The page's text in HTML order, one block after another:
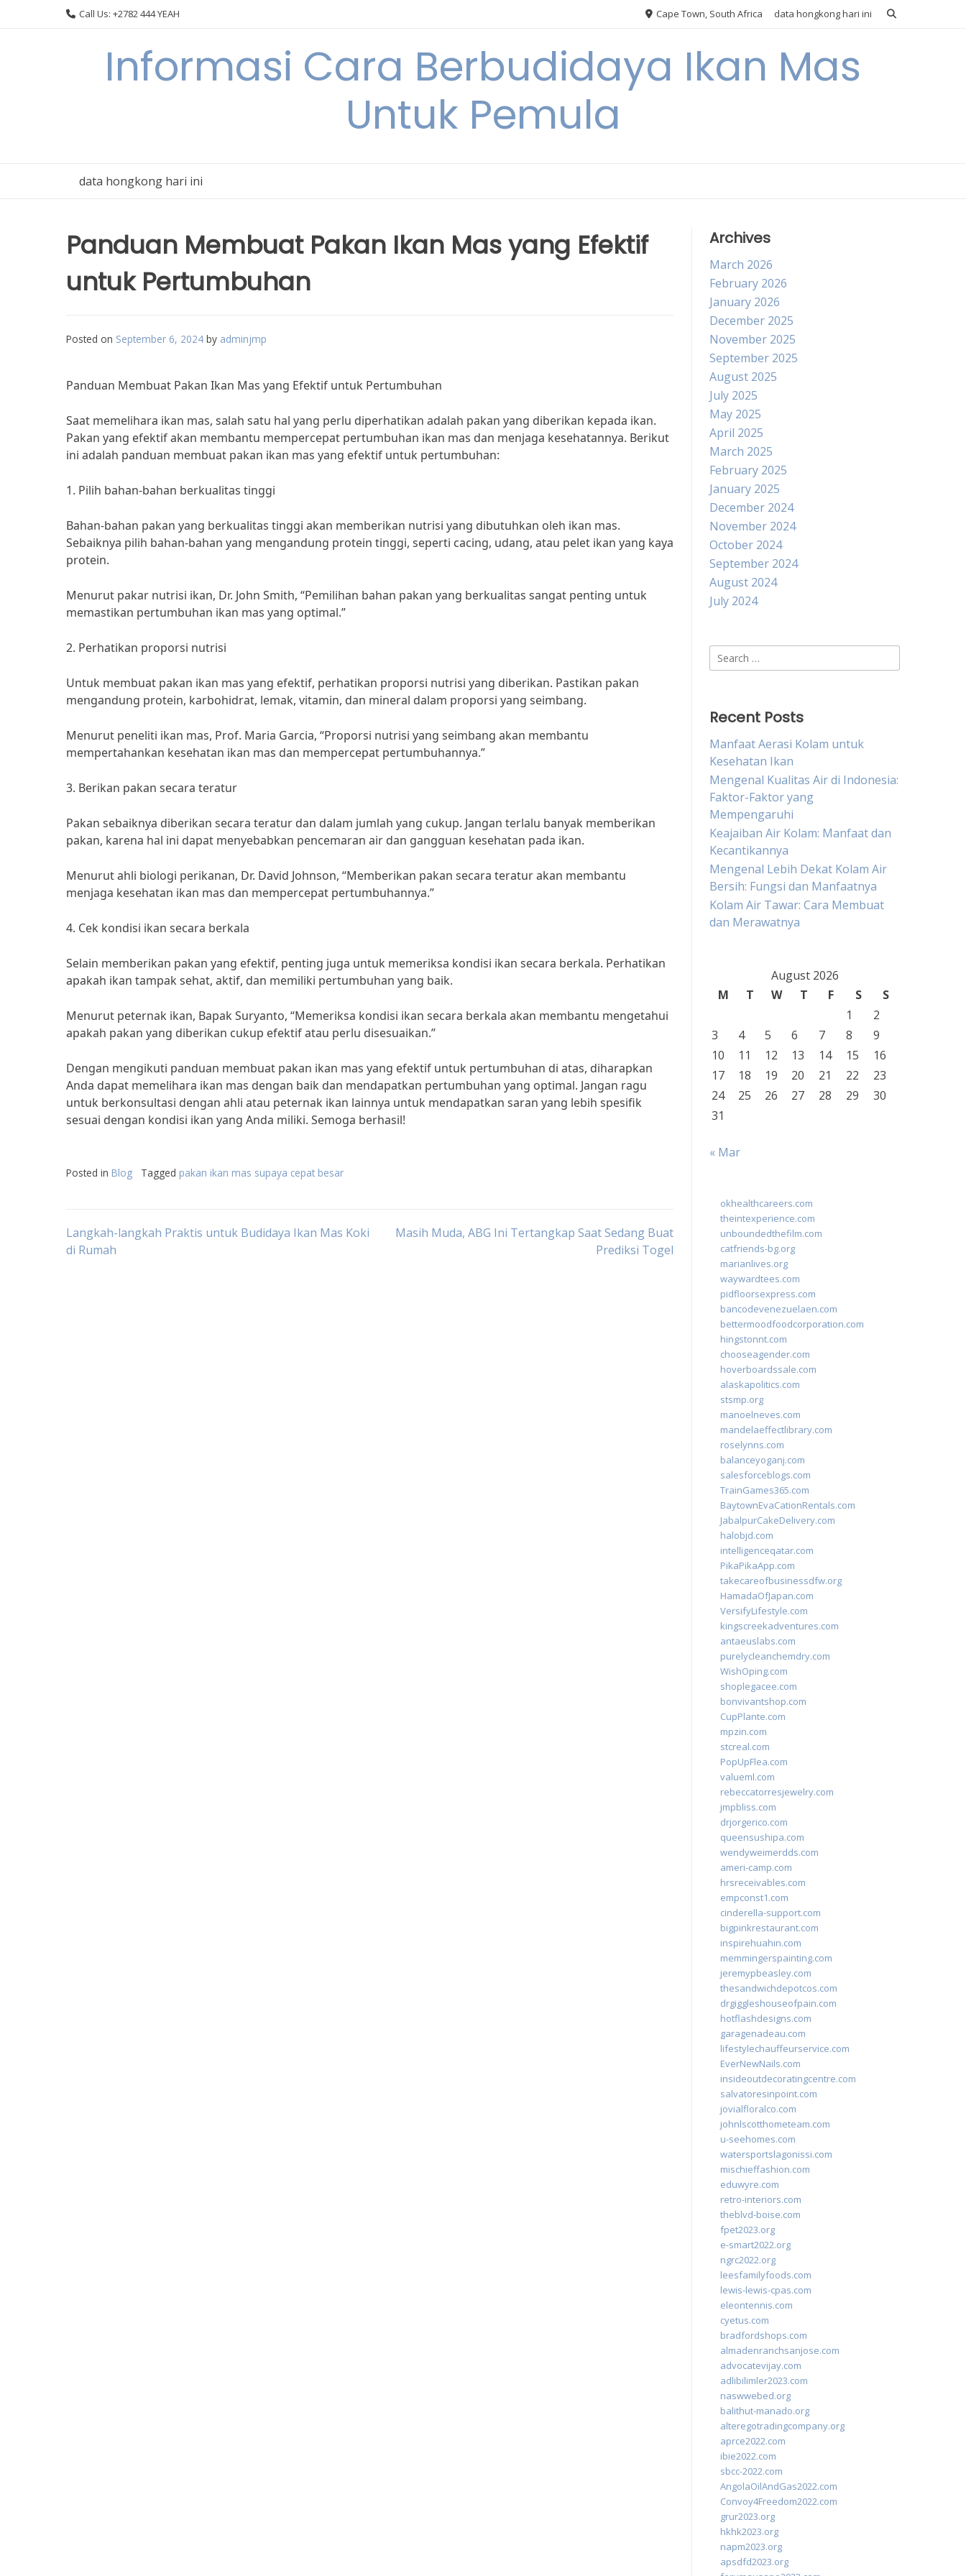
Call Us: +2782 444 YEAH Cape Town, South Africa data hongkong hari ini
Informasi Cara Berbudidaya Ikan Mas
Untuk Pemula
data hongkong hari ini
Panduan Membuat Pakan Ikan Mas yang Efektif
untuk Pertumbuhan
Posted on September 6, 2024 by adminjmp
Panduan Membuat Pakan Ikan Mas yang Efektif untuk Pertumbuhan
Saat memelihara ikan mas, salah satu hal yang perlu diperhatikan adalah pakan yang diberikan kepada ikan.
Pakan yang efektif akan membantu mempercepat pertumbuhan ikan mas dan menjaga kesehatannya. Berikut
ini adalah panduan membuat pakan ikan mas yang efektif untuk pertumbuhan:
1. Pilih bahan-bahan berkualitas tinggi
Bahan-bahan pakan yang berkualitas tinggi akan memberikan nutrisi yang dibutuhkan oleh ikan mas.
Sebaiknya pilih bahan-bahan yang mengandung protein tinggi, seperti cacing, udang, atau pelet ikan yang kaya
protein.
Menurut pakar nutrisi ikan, Dr. John Smith, “Pemilihan bahan pakan yang berkualitas sangat penting untuk
memastikan pertumbuhan ikan mas yang optimal.”
2. Perhatikan proporsi nutrisi
Untuk membuat pakan ikan mas yang efektif, perhatikan proporsi nutrisi yang diberikan. Pastikan pakan
mengandung protein, karbohidrat, lemak, vitamin, dan mineral dalam proporsi yang seimbang.
Menurut peneliti ikan mas, Prof. Maria Garcia, “Proporsi nutrisi yang seimbang akan membantu
mempertahankan kesehatan ikan mas dan mempercepat pertumbuhannya.”
3. Berikan pakan secara teratur
Pakan sebaiknya diberikan secara teratur dan dalam jumlah yang cukup. Jangan terlalu banyak memberikan
pakan, karena hal ini dapat menyebabkan pencemaran air dan gangguan kesehatan pada ikan.
Menurut ahli biologi perikanan, Dr. David Johnson, “Memberikan pakan secara teratur akan membantu
menjaga kesehatan ikan mas dan mempercepat pertumbuhannya.”
4. Cek kondisi ikan secara berkala
Selain memberikan pakan yang efektif, penting juga untuk memeriksa kondisi ikan secara berkala. Perhatikan
apakah ikan tampak sehat, aktif, dan memiliki pertumbuhan yang baik.
Menurut peternak ikan, Bapak Suryanto, “Memeriksa kondisi ikan secara berkala akan membantu mengetahui
apakah pakan yang diberikan cukup efektif atau perlu disesuaikan.”
Dengan mengikuti panduan membuat pakan ikan mas yang efektif untuk pertumbuhan di atas, diharapkan
Anda dapat memelihara ikan mas dengan baik dan mendapatkan pertumbuhan yang optimal. Jangan ragu
untuk berkonsultasi dengan ahli atau peternak ikan lainnya untuk mendapatkan saran yang lebih spesifik
sesuai dengan kondisi ikan yang Anda miliki. Semoga berhasil!
Posted in Blog Tagged pakan ikan mas supaya cepat besar
Post
Langkah-langkah Praktis untuk Budidaya Ikan Mas Koki
di Rumah
Masih Muda, ABG Ini Tertangkap Saat Sedang Buat
Prediksi Togel
Archives
March 2026
February 2026
January 2026
December 2025
November 2025
September 2025
August 2025
July 2025
May 2025
April 2025
March 2025
February 2025
January 2025
December 2024
November 2024
October 2024
September 2024
August 2024
July 2024
Search
for:
Recent Posts
Manfaat Aerasi Kolam untuk
Kesehatan Ikan
Mengenal Kualitas Air di Indonesia:
Faktor-Faktor yang
Mempengaruhi
Keajaiban Air Kolam: Manfaat dan
Kecantikannya
Mengenal Lebih Dekat Kolam Air
Bersih: Fungsi dan Manfaatnya
Kolam Air Tawar: Cara Membuat
dan Merawatnya
August 2026
M
T W T F S
S
1
2
3
4 5 6 7 8
9
10
11 12 13 14 15
16
17
18 19 20 21 22
23
24
25 26 27 28 29
30
31
« Mar
okhealthcareers.com
theintexperience.com
unboundedthefilm.com
catfriends-bg.org
marianlives.org
waywardtees.com
pidfloorsexpress.com
bancodevenezuelaen.com
bettermoodfoodcorporation.com
hingstonnt.com
chooseagender.com
hoverboardssale.com
alaskapolitics.com
stsmp.org
manoelneves.com
mandelaeffectlibrary.com
roselynns.com
balanceyoganj.com
salesforceblogs.com
TrainGames365.com
BaytownEvaCationRentals.com
JabalpurCakeDelivery.com
halobjd.com
intelligenceqatar.com
PikaPikaApp.com
takecareofbusinessdfw.org
HamadaOfJapan.com
VersifyLifestyle.com
kingscreekadventures.com
antaeuslabs.com
purelycleanchemdry.com
WishOping.com
shoplegacee.com
bonvivantshop.com
CupPlante.com
mpzin.com
stcreal.com
PopUpFlea.com
valueml.com
rebeccatorresjewelry.com
jmpbliss.com
drjorgerico.com
queensushipa.com
wendyweimerdds.com
ameri-camp.com
hrsreceivables.com
empconst1.com
cinderella-support.com
bigpinkrestaurant.com
inspirehuahin.com
memmingerspainting.com
jeremypbeasley.com
thesandwichdepotcos.com
drgiggleshouseofpain.com
hotflashdesigns.com
garagenadeau.com
lifestylechauffeurservice.com
EverNewNails.com
insideoutdecoratingcentre.com
salvatoresinpoint.com
jovialfloralco.com
johnlscotthometeam.com
u-seehomes.com
watersportslagonissi.com
mischieffashion.com
eduwyre.com
retro-interiors.com
theblvd-boise.com
fpet2023.org
e-smart2022.org
ngrc2022.org
leesfamilyfoods.com
lewis-lewis-cpas.com
eleontennis.com
cyetus.com
bradfordshops.com
almadenranchsanjose.com
advocatevijay.com
adlibilimler2023.com
naswwebed.org
balithut-manado.org
alteregotradingcompany.org
aprce2022.com
ibie2022.com
sbcc-2022.com
AngolaOilAndGas2022.com
Convoy4Freedom2022.com
grur2023.org
hkhk2023.org
napm2023.org
apsdfd2023.org